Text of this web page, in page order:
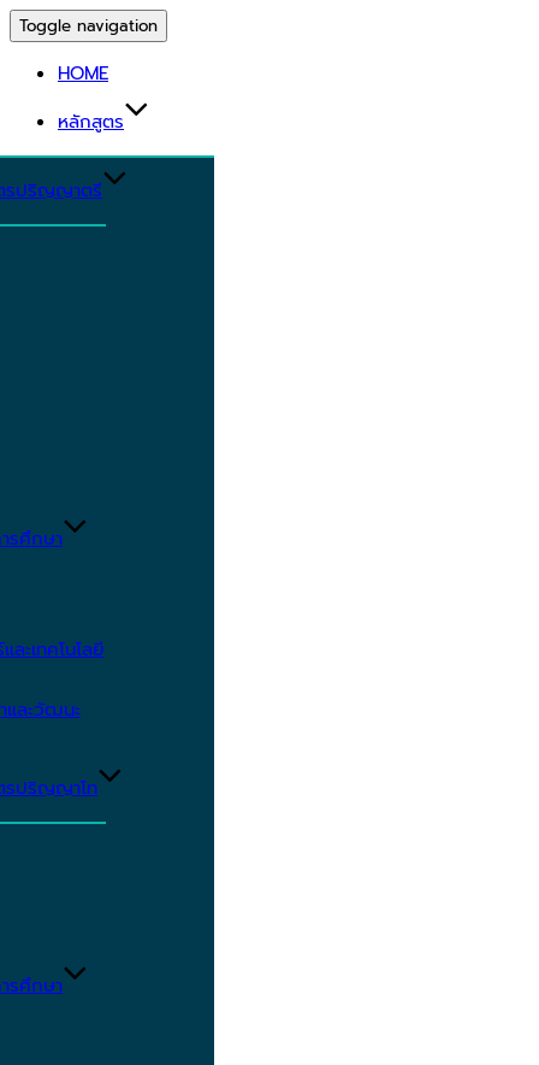
Toggle navigation
HOME
หลักสูตร
รปริญญาตรี
รศึกษา
ะเทคโนโลยี
และวัฒนะ
รปริญญาโท
รศึกษา